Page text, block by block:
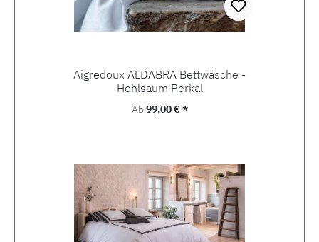
Aigredoux ALDABRA Bettwäsche -
Hohlsaum Perkal
Regulärer Preis:
Ab99,00 € *